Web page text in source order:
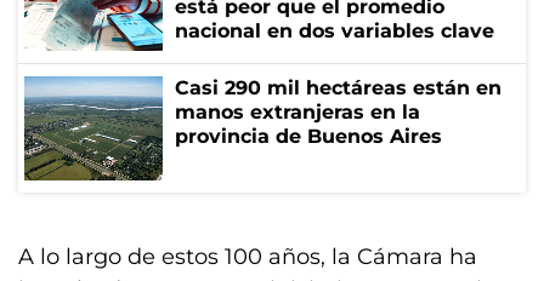
está peor que el promedio
nacional en dos variables clave
Casi 290 mil hectáreas están en
manos extranjeras en la
provincia de Buenos Aires
A lo largo de estos 100 años, la Cámara ha